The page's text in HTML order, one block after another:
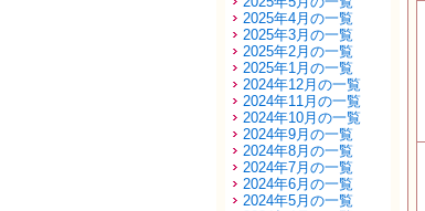
2025年4月の一覧
2025年3月の一覧
2025年2月の一覧
2025年1月の一覧
2024年12月の一覧
2024年11月の一覧
2024年10月の一覧
2024年9月の一覧
2024年8月の一覧
2024年7月の一覧
2024年6月の一覧
2024年5月の一覧